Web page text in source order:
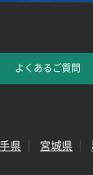
よくあるご質問
県 宮城県